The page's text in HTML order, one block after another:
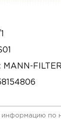
MANN-FILTER
информацию по